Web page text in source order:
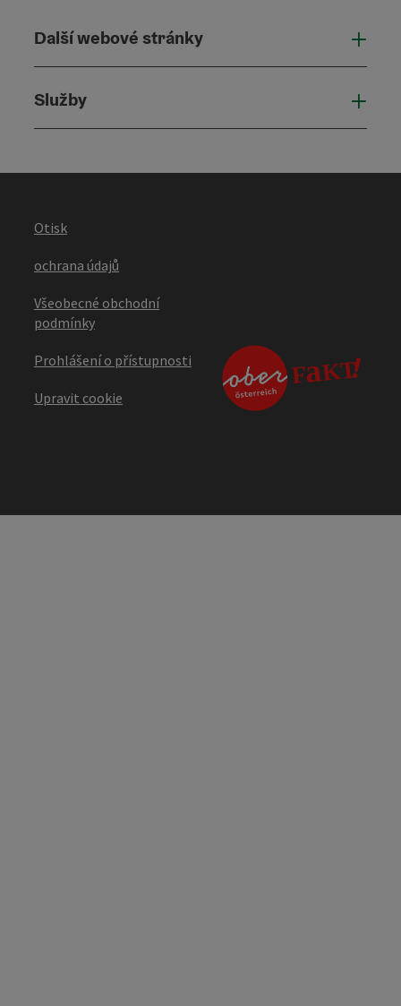
Další webové stránky
Služby
Otisk
ochrana údajů
Všeobecné obchodní
podmínky
Prohlášení o přístupnosti
Upravit cookie